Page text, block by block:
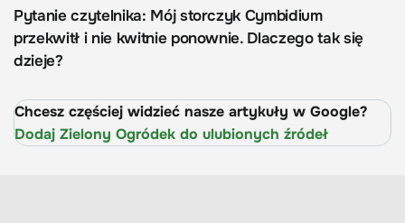
Pytanie czytelnika: Mój storczyk Cymbidium
przekwitł i nie kwitnie ponownie. Dlaczego tak się
dzieje?
Chcesz częściej widzieć nasze artykuły w Google?
Dodaj Zielony Ogródek do ulubionych źródeł